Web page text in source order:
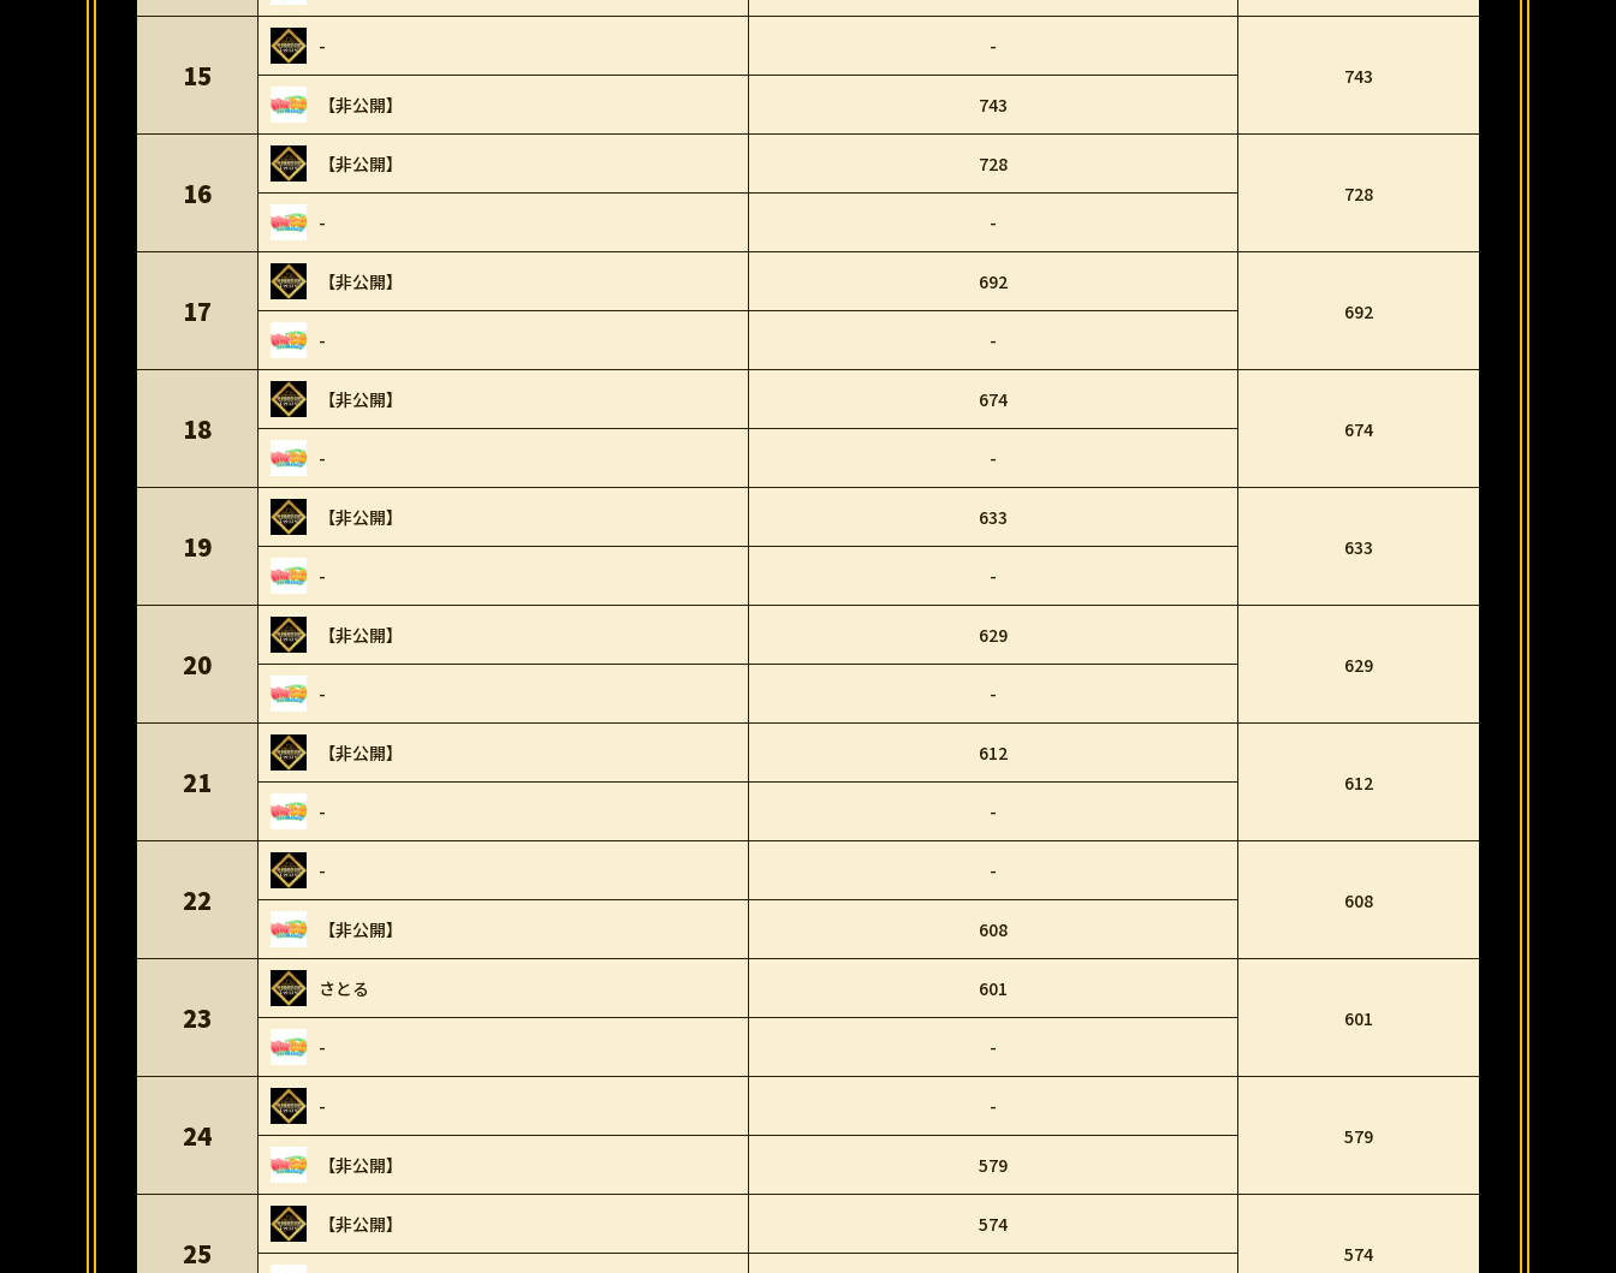
15
- -
【非公開】 743
743
16
【非公開】 728
- -
728
17
【非公開】 692
- -
692
18
【非公開】 674
- -
674
19
【非公開】 633
- -
633
20
【非公開】 629
- -
629
21
【非公開】 612
- -
612
22
- -
【非公開】 608
608
23
さとる 601
- -
601
24
- -
【非公開】 579
579
25
【非公開】 574
574